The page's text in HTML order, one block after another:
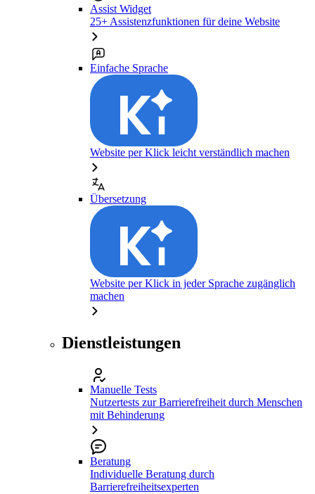
Assist Widget
25+ Assistenzfunktionen für deine Website
Einfache Sprache
Website per Klick leicht verständlich machen
Übersetzung
Website per Klick in jeder Sprache zugänglich
machen
Dienstleistungen
Manuelle Tests
Nutzertests zur Barrierefreiheit durch Menschen
mit Behinderung
Beratung
Individuelle Beratung durch
Barrierefreiheitsexperten